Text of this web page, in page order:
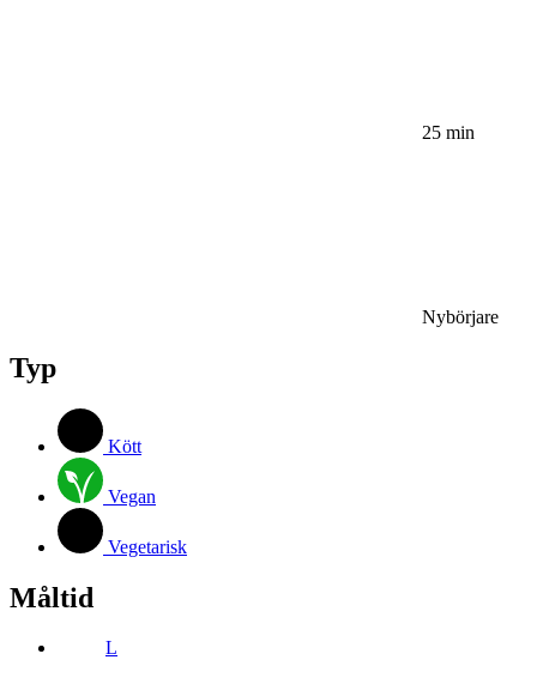
25 min
Nybörjare
Typ
Kött
Vegan
Vegetarisk
Måltid
L